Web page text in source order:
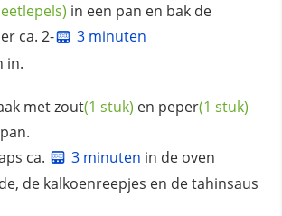
in een pan en bak de
ca. 2-
3 minuten
in.
metzout(1 stuk) en peper(1 stuk)
ca.
3 minuten in de oven
de kalkoenreepjes en de tahinsaus